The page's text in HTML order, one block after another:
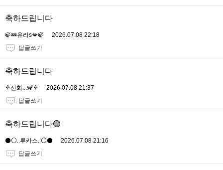
축하드립니다
🍃💤유리s💋🍃
2026.07.08 22:18
답글쓰기
축하드립니다
⚘️선화...🦨⚘️
2026.07.08 21:37
답글쓰기
축하드립니다🟢
⚫️⚪️..루카스..⚪️⚫️
2026.07.08 21:16
답글쓰기